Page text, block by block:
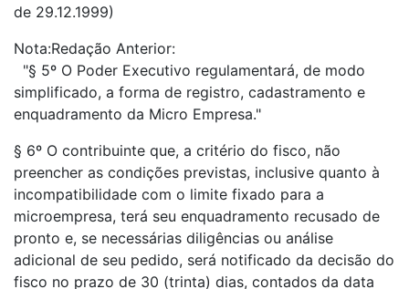
de 29.12.1999)
Nota:Redação Anterior:
"§ 5º O Poder Executivo regulamentará, de modo
simplificado, a forma de registro, cadastramento e
enquadramento da Micro Empresa."
§ 6º O contribuinte que, a critério do fisco, não
preencher as condições previstas, inclusive quanto à
incompatibilidade com o limite fixado para a
microempresa, terá seu enquadramento recusado de
pronto e, se necessárias diligências ou análise
adicional de seu pedido, será notificado da decisão do
fisco no prazo de 30 (trinta) dias, contados da data